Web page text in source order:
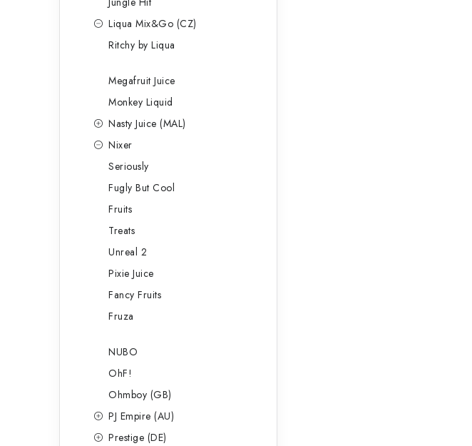
Liqua Mix&Go (CZ)
Ritchy by Liqua
Megafruit Juice
Monkey Liquid
Nasty Juice (MAL)
Nixer
Seriously
Fugly But Cool
Fruits
Treats
Unreal 2
Pixie Juice
Fancy Fruits
Fruza
NUBO
OhF!
Ohmboy (GB)
PJ Empire (AU)
Prestige (DE)